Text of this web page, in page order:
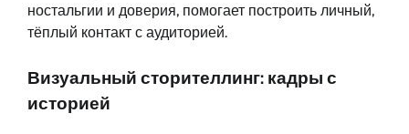
ностальгии и доверия, помогает построить личный,
тёплый контакт с аудиторией.
Визуальный сторителлинг: кадры с
историей